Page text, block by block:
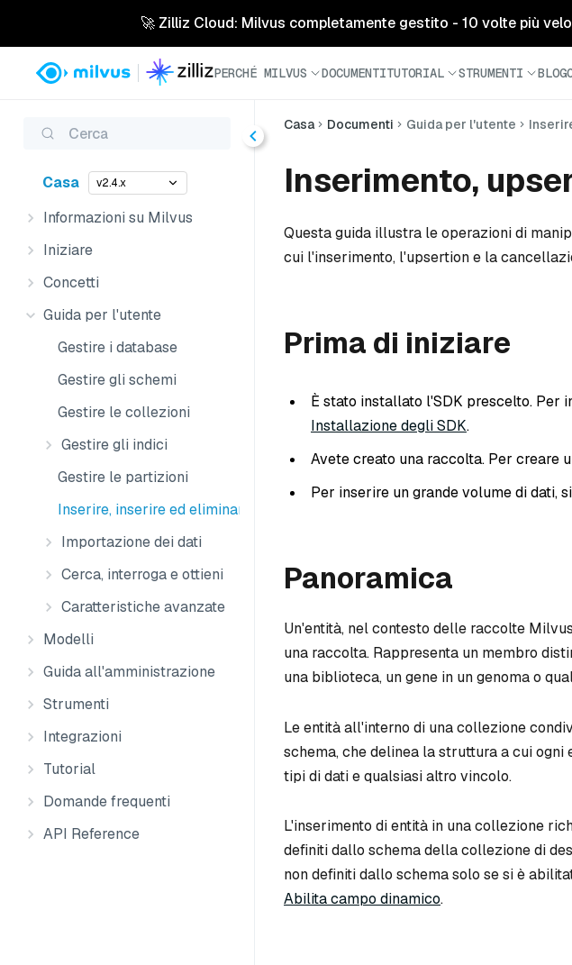
🚀 Zilliz Cloud: Milvus completamente gestito - 10 volte più
PERCHÉ MILVUS DOCUMENTITUTORIAL STRUMENTI BLOG
Cerca
Casa v2.4.x
Informazioni su Milvus
Iniziare
Concetti
Guida per l'utente
Gestire i database
Gestire gli schemi
Gestire le collezioni
Gestire gli indici
Gestire le partizioni
Inserire, inserire ed eliminare
Importazione dei dati
Cerca, interroga e ottieni
Caratteristiche avanzate
Modelli
Guida all'amministrazione
Strumenti
Integrazioni
Tutorial
Domande frequenti
API Reference
Casa Documenti Guida per l'utente
Inserimento,
Questa guida illustra le operazioni di
cui l'inserimento, l'upsertion e la
Prima di iniziare
È stato installato l'SDK prescelto. Per
Installazione degli SDK.
Avete creato una raccolta. Per creare
Per inserire un grande volume di dati,
Panoramica
Un'entità, nel contesto delle raccolte
una raccolta. Rappresenta un membro
una biblioteca, un gene in un genoma o
Le entità all'interno di una collezione
schema, che delinea la struttura a cui
tipi di dati e qualsiasi altro vincolo.
L'inserimento di entità in una collezione
definiti dallo schema della collezione di
non definiti dallo schema solo se si è
Abilita campo dinamico.